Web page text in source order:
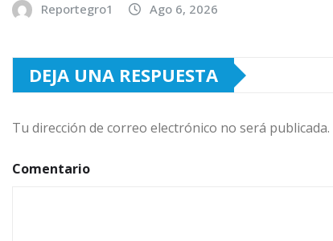
Reportegro1 Ago 6, 2026
DEJA UNA RESPUESTA
Tu dirección de correo electrónico no será publicada.
Comentario